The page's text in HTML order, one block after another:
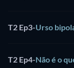
T2 Ep3-Urso
T2 Ep4-Não é o